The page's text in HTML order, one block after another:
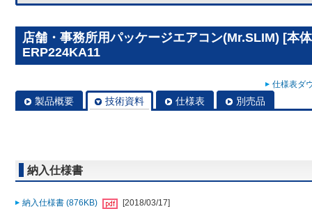
店舗・事務所用パッケージエアコン(Mr.SLIM) [本
ERP224KA11
仕様表ダ
製品概要 技術資料 仕様表 別売品
納入仕様書
納入仕様書 (876KB) [2018/03/17]